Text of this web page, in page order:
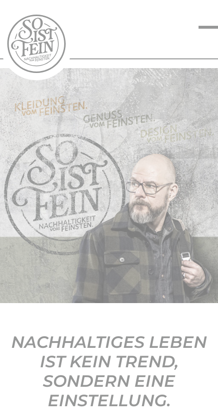
NACHHALTIGKEIT
VOM FEINSTEN
KOCHEN VOM
FEINSTEN
BLOG
KONTAKT
NACHHALTIGES LEBEN
IST KEIN TREND,
SONDERN EINE
EINSTELLUNG.